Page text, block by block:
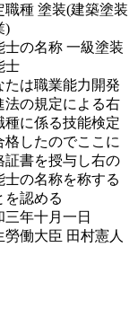
職種 塗装(建築塗装
)
士の名称 一級塗装
士
たは職業能力開発
法の規定による右
種に係る技能検定
格したのでここに
証書を授与し右の
士の名称を称する
を認める
三年十月一日
勞働大臣 田村憲人